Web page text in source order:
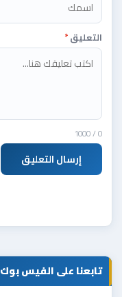
التعليق*
0
/ 1000
إرسال التعليق
تابعنا على الفيس بوك